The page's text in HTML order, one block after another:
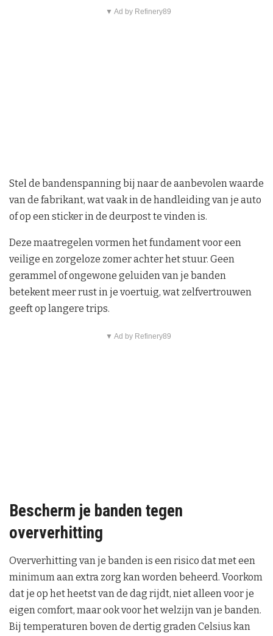
▼ Ad by Refinery89
Stel de bandenspanning bij naar de aanbevolen waarde
van de fabrikant, wat vaak in de handleiding van je auto
of op een sticker in de deurpost te vinden is.
Deze maatregelen vormen het fundament voor een
veilige en zorgeloze zomer achter het stuur. Geen
gerammel of ongewone geluiden van je banden
betekent meer rust in je voertuig, wat zelfvertrouwen
geeft op langere trips.
▼ Ad by Refinery89
Bescherm je banden tegen
oververhitting
Oververhitting van je banden is een risico dat met een
minimum aan extra zorg kan worden beheerd. Voorkom
dat je op het heetst van de dag rijdt, niet alleen voor je
eigen comfort, maar ook voor het welzijn van je banden.
Bij temperaturen boven de dertig graden Celsius kan